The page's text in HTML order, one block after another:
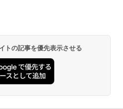
トの記事を優先表示させる